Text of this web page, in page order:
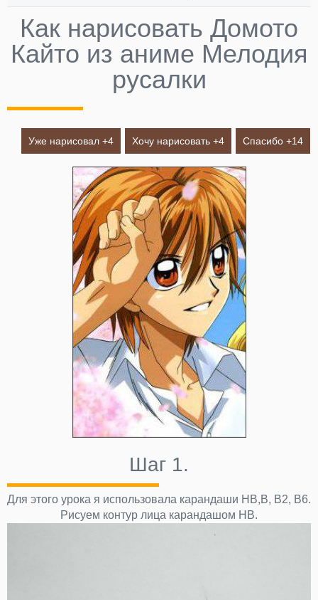
Как нарисовать Домото
Кайто из аниме Мелодия
русалки
Уже нарисовал +4 Хочу нарисовать +4 Спасибо +14
Шаг 1.
Для этого урока я использовала карандаши НВ,В, В2, В6.
Рисуем контур лица карандашом НВ.